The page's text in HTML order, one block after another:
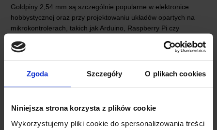
Zgoda Szczegóły O plikach cookies
Niniejsza strona korzysta z plików cookie
Wykorzystujemy pliki cookie do spersonalizowania treści
Goldpiny 2,54 mm są szczególnie popularne w elektronice
hobbystycznej oraz przy projektowaniu układów opartych na
mikrokontrolerach, takich jak Arduino, Raspberry Pi czy
różnych modułów, czujników oraz przewodów.
OPINIE
DOSTAWA